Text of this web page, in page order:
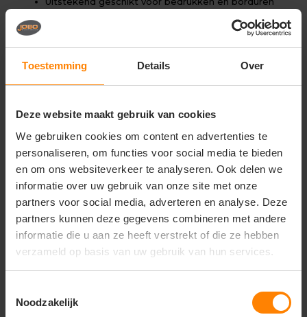
Toestemming Details Over
Deze website maakt gebruik van cookies
We gebruiken cookies om content en advertenties te
personaliseren, om functies voor social media te bieden
en om ons websiteverkeer te analyseren. Ook delen we
informatie over uw gebruik van onze site met onze
partners voor social media, adverteren en analyse. Deze
partners kunnen deze gegevens combineren met andere
informatie die u aan ze heeft verstrekt of die ze hebben
verzameld op basis van uw gebruik van hun services.
Noodzakelijk
Zijnaden voor betere pasvorm
Gerelateerde producten